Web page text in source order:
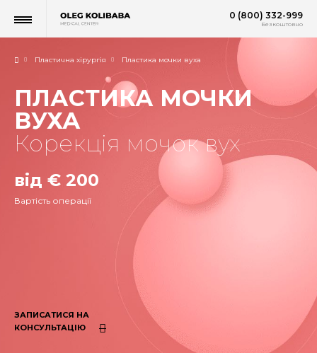
0 (800) 332-999
Безкоштовно
Пластична хірургія Пластика мочки вуха
ПЛАСТИКА МОЧКИ
ВУХА
Корекція мочок вух
від € 200
Вартість операції
ЗАПИСАТИСЯ НА
КОНСУЛЬТАЦІЮ